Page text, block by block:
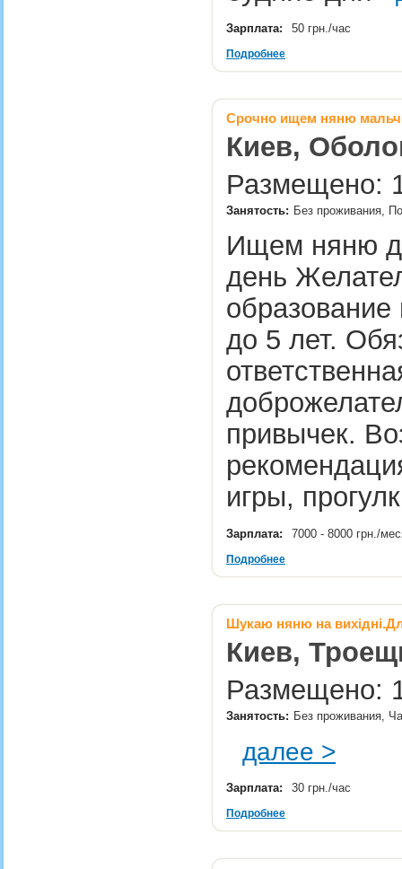
Зарплата: 50 грн./час
Подробнее
Срочно ищем няню
Киев,
Размещено:
Занятость: Без проживания,
Ищем няню
день
до 5 лет.
привычек.
игры,
Зарплата: 7000 - 8000 грн./
Подробнее
Шукаю няню на
Киев,
Размещено:
Занятость: Без проживания,
далее >
Зарплата: 30 грн./час
Подробнее